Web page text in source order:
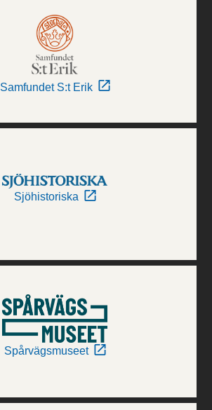
Samfundet S:t Erik
Sjöhistoriska
Spårvägsmuseet